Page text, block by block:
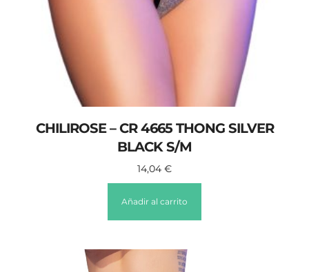
CHILIROSE – CR 4665 THONG SILVER
BLACK S/M
14,04 €
Añadir al carrito